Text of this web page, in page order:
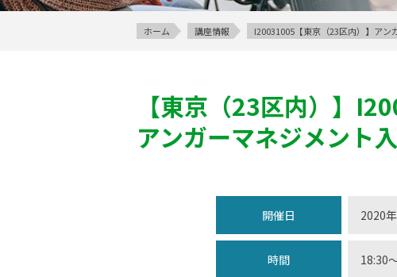
ホーム 講座情報 I20031005【東京（23区内）】アン
【東京（23区内）】
アンガーマネジメント
開催日 2020
時間 18:30